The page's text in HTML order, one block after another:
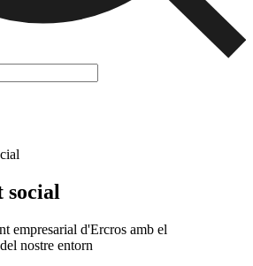
social
empresarial d'Ercros amb el
nostre entorn